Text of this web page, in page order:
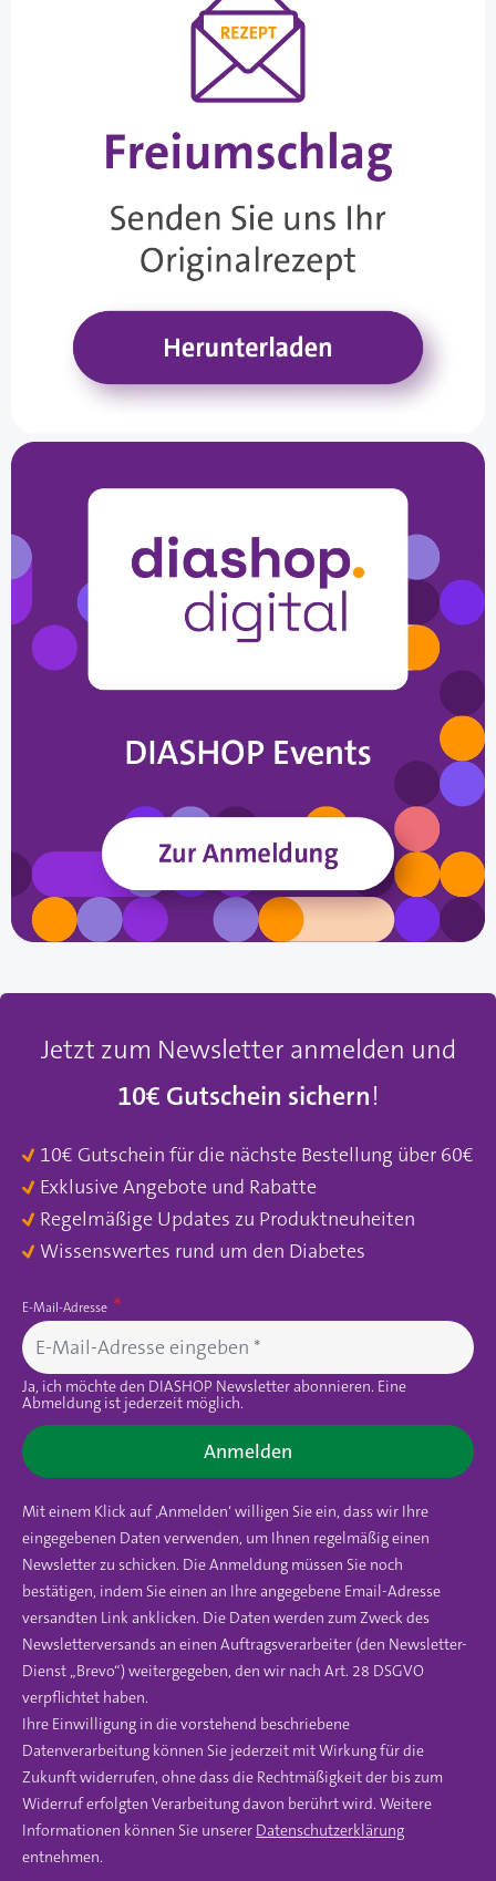
Jetzt zum Newsletter anmelden und
10€ Gutschein sichern!
10€ Gutschein für die nächste Bestellung über 60€
Exklusive Angebote und Rabatte
Regelmäßige Updates zu Produktneuheiten
Wissenswertes rund um den Diabetes
E-Mail-Adresse
Ja, ich möchte den DIASHOP Newsletter abonnieren. Eine
Abmeldung ist jederzeit möglich.
Anmelden
Mit einem Klick auf ‚Anmelden‘ willigen Sie ein, dass wir Ihre
eingegebenen Daten verwenden, um Ihnen regelmäßig einen
Newsletter zu schicken. Die Anmeldung müssen Sie noch
bestätigen, indem Sie einen an Ihre angegebene Email-Adresse
versandten Link anklicken. Die Daten werden zum Zweck des
Newsletterversands an einen Auftragsverarbeiter (den Newsletter-
Dienst „Brevo“) weitergegeben, den wir nach Art. 28 DSGVO
verpflichtet haben.
Ihre Einwilligung in die vorstehend beschriebene
Datenverarbeitung können Sie jederzeit mit Wirkung für die
Zukunft widerrufen, ohne dass die Rechtmäßigkeit der bis zum
Widerruf erfolgten Verarbeitung davon berührt wird. Weitere
Informationen können Sie unserer Datenschutzerklärung
entnehmen.